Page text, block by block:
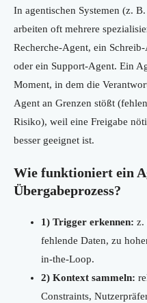
In agentischen Systemen (z. B.
arbeiten oft mehrere
Recherche-Agent, ein
oder ein Support-Agent. Ein
Moment, in dem die
Agent an Grenzen stößt
Risiko), weil eine Freigabe
besser geeignet ist.
Wie funktioniert ein
Übergabeprozess?
1) Trigger erkennen: z.
fehlende Daten, zu
in-the-Loop.
2) Kontext sammeln:
Constraints,